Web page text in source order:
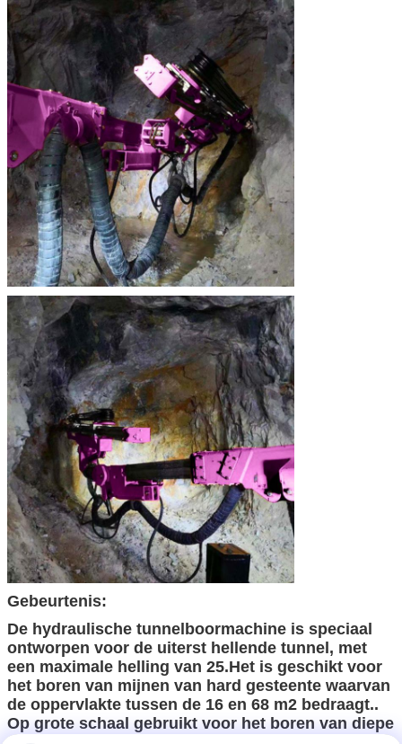
Gebeurtenis:
De hydraulische tunnelboormachine is speciaal
ontworpen voor de uiterst hellende tunnel, met
een maximale helling van 25.Het is geschikt voor
het boren van mijnen van hard gesteente waarvan
de oppervlakte tussen de 16 en 68 m2 bedraagt..
Op grote schaal gebruikt voor het boren van diepe